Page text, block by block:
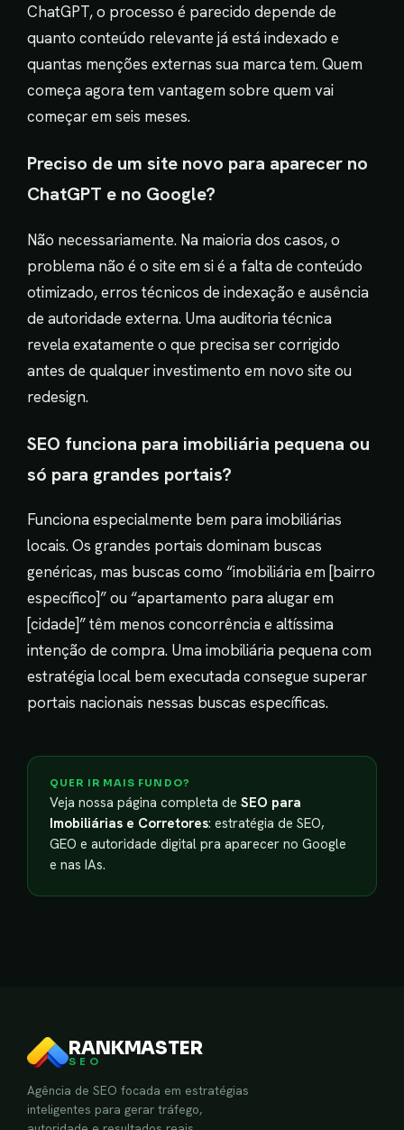
ChatGPT, o processo é parecido depende de
quanto conteúdo relevante já está indexado e
quantas menções externas sua marca tem. Quem
começa agora tem vantagem sobre quem vai
começar em seis meses.
Preciso de um site novo para aparecer no
ChatGPT e no Google?
Não necessariamente. Na maioria dos casos, o
problema não é o site em si é a falta de conteúdo
otimizado, erros técnicos de indexação e ausência
de autoridade externa. Uma auditoria técnica
revela exatamente o que precisa ser corrigido
antes de qualquer investimento em novo site ou
redesign.
SEO funciona para imobiliária pequena ou
só para grandes portais?
Funciona especialmente bem para imobiliárias
locais. Os grandes portais dominam buscas
genéricas, mas buscas como “imobiliária em [bairro
específico]” ou “apartamento para alugar em
[cidade]” têm menos concorrência e altíssima
intenção de compra. Uma imobiliária pequena com
estratégia local bem executada consegue superar
portais nacionais nessas buscas específicas.
QUER IR MAIS FUNDO?
Veja nossa página completa de SEO para
Imobiliárias e Corretores: estratégia de SEO,
GEO e autoridade digital pra aparecer no Google
e nas IAs.
RANKMASTER
SEO
Agência de SEO focada em estratégias
inteligentes para gerar tráfego,